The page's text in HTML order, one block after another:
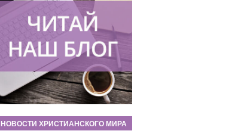
НОВОСТИ ХРИСТИАНСКОГО МИРА